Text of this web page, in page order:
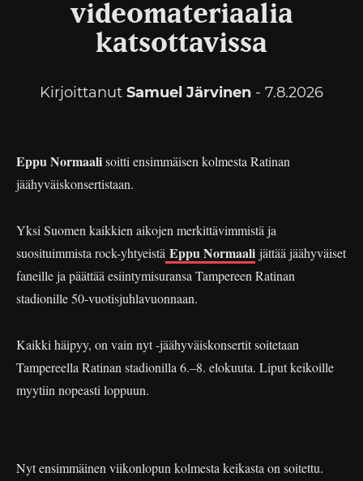
videomateriaalia
katsottavissa
Kirjoittanut Samuel Järvinen - 7.8.2026
Eppu Normaalisoitti ensimmäisen kolmesta Ratinan
jäähyväiskonsertistaan.
Yksi Suomen kaikkien aikojen merkittävimmistä ja
suosituimmista rock-yhtyeistä Eppu Normaali jättää jäähyväiset
faneille ja päättää esiintymisuransa Tampereen Ratinan
stadionille 50-vuotisjuhlavuonnaan.
Kaikki häipyy, on vain nyt -jäähyväiskonsertit soitetaan
Tampereella Ratinan stadionilla 6.–8. elokuuta. Liput keikoille
myytiin nopeasti loppuun.
Nyt ensimmäinen viikonlopun kolmesta keikasta on soitettu.